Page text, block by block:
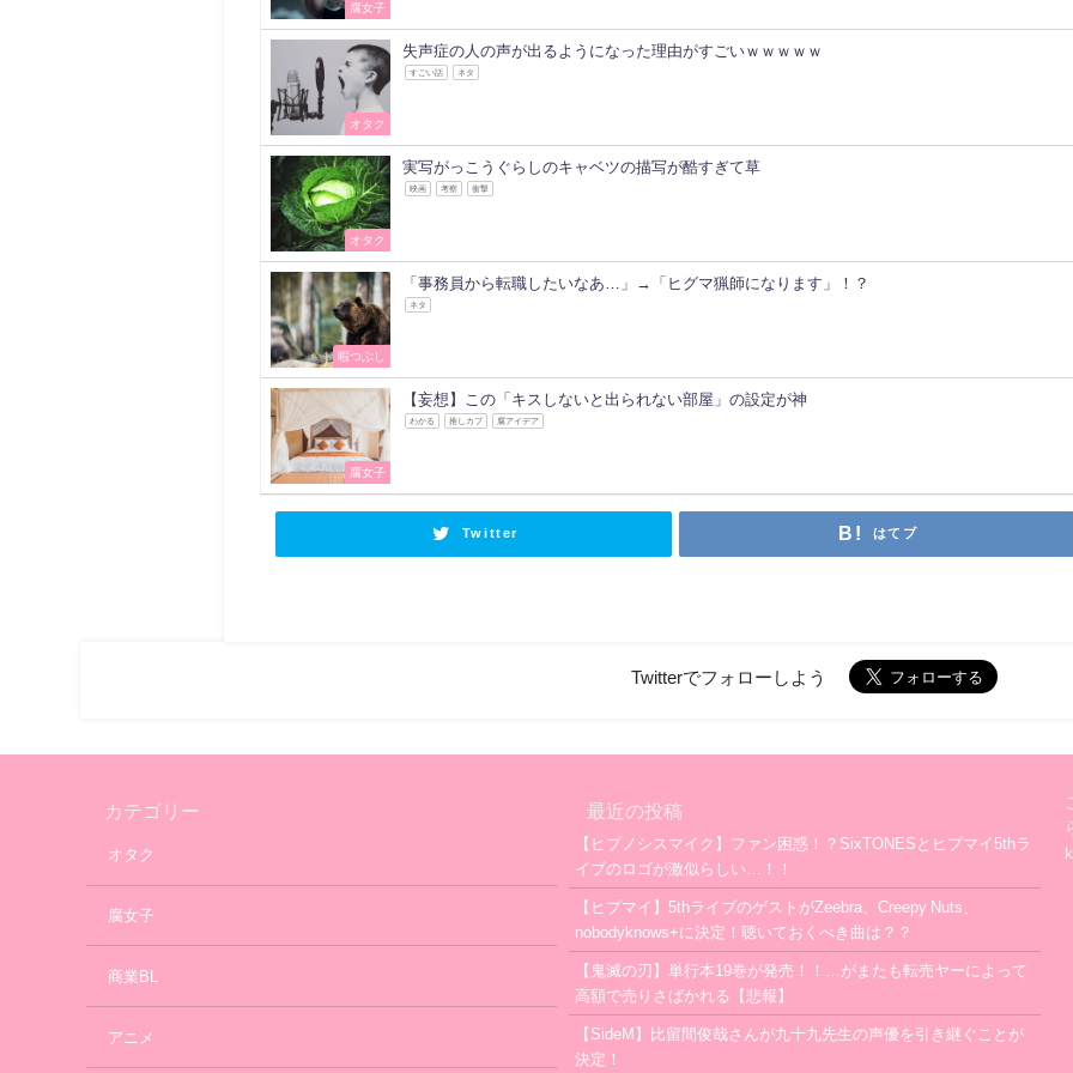
腐女子
オタク
失声症の人の声が出るようになった理由がすごいｗｗｗｗｗ
すごい話 ネタ
オタク
実写がっこうぐらしのキャベツの描写が酷すぎて草
映画 考察 衝撃
暇つぶし
「事務員から転職したいなあ…」→「ヒグマ猟師になります」！？
ネタ
腐女子
【妄想】この「キスしないと出られない部屋」の設定が神
わかる 推しカプ 腐アイデア
Twitter はてブ
Twitterでフォローしよう
カテゴリー
オタク
腐女子
商業BL
アニメ
最近の投稿
【ヒプノシスマイク】ファン困惑！？SixTONESとヒプマイ5thラ
イブのロゴが激似らしい…！！
【ヒプマイ】5thライブのゲストがZeebra、Creepy Nuts、
nobodyknows+に決定！聴いておくべき曲は？？
【鬼滅の刃】単行本19巻が発売！！…がまたも転売ヤーによって
高額で売りさばかれる【悲報】
【SideM】比留間俊哉さんが九十九先生の声優を引き継ぐことが
決定！